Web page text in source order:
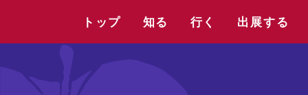
トップ 知る 行く 出展する